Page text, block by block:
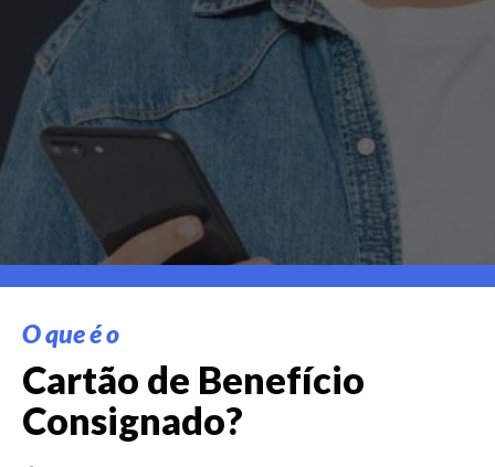
O que é o
Cartão de Benefício
Consignado?